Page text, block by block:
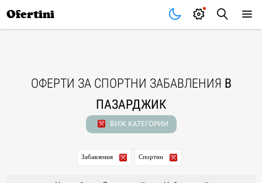
Ofertini
ОФЕРТИ ЗА СПОРТНИ ЗАБАВЛЕНИЯ В
ПАЗАРДЖИК
ВИЖ КАТЕГОРИИ
Забавления Спортни